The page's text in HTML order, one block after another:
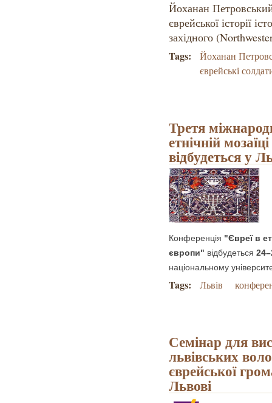
Йоханан
єврейської історії
західного
Tags:
Йоханан
єврейські
Третя
етнічній
відбудеться у
Конференція "Євреї в
європи" відбудеться
національному
Tags: Львів
Семінар для
львівських
єврейської
Львові